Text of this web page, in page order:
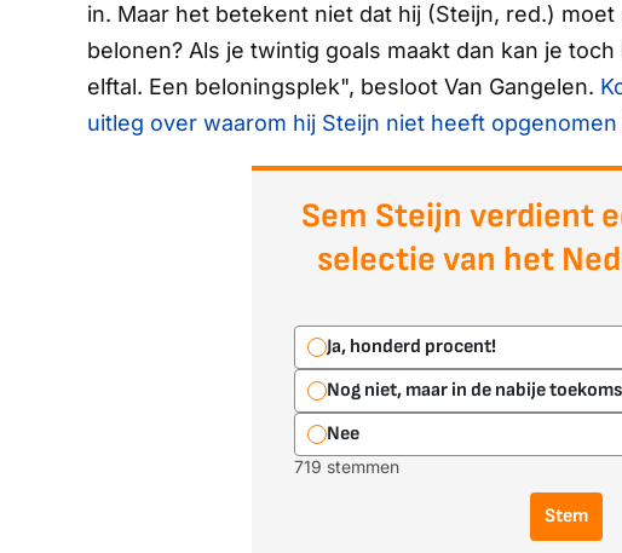
in. Maar het betekent niet dat hij (Steijn, red.)
belonen? Als je twintig goals maakt dan kan je
elftal. Een beloningsplek", besloot Van Gangelen.
uitleg over waarom hij Steijn niet heeft
Sem Steijn verdient
selectie van het
Ja, honderd procent!
Nog niet, maar in de nabije
Nee
719 stemmen
Stem